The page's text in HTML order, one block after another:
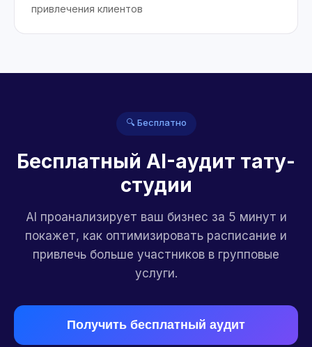
привлечения клиентов
🔍 Бесплатно
Бесплатный AI-аудит тату-
студии
AI проанализирует ваш бизнес за 5 минут и
покажет, как оптимизировать расписание и
привлечь больше участников в групповые
услуги.
Получить бесплатный аудит